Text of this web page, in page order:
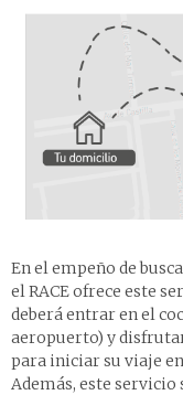
En el empeño de
el RACE ofrece este
deberá entrar en el
aeropuerto) y
para iniciar su viaje
Además, este